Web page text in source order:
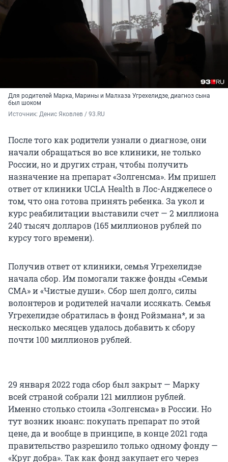
Для родителей Марка, Марины и Малхаза Угрехелидзе, диагноз сына
был шоком
Источник: Денис Яковлев / 93.RU
После того как родители узнали о диагнозе, они
начали обращаться во все клиники, не только
России, но и других стран, чтобы получить
назначение на препарат «Золгенсма». Им пришел
ответ от клиники UCLA Health в Лос-Анджелесе о
том, что она готова принять ребенка. За укол и
курс реабилитации выставили счет — 2 миллиона
240 тысяч долларов (165 миллионов рублей по
курсу того времени).
Получив ответ от клиники, семья Угрехелидзе
начала сбор. Им помогали также фонды «Семьи
СМА» и «Чистые души». Сбор шел долго, силы
волонтеров и родителей начали иссякать. Семья
Угрехелидзе обратилась в фонд Ройзмана*, и за
несколько месяцев удалось добавить к сбору
почти 100 миллионов рублей.
29 января 2022 года сбор был закрыт — Марку
всей страной собрали 121 миллион рублей.
Именно столько стоила «Золгенсма» в России. Но
тут возник нюанс: покупать препарат по этой
цене, да и вообще в принципе, в конце 2021 года
правительство разрешило только одному фонду —
«Круг добра». Так как фонд закупает его через